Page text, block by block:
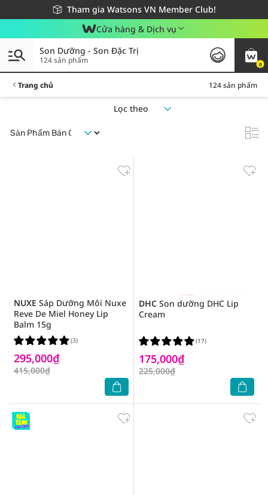
Tham gia Watsons VN Member Club!
Miễn phí giao hàng cho đơn hàng từ 249,000Đ
Giao hàng nhanh 24h - Áp dụng khu vực TP. Hồ Chí Minh
Cửa hàng & Dịch vụ
0
Son Dưỡng - Son Đặc Trị
124 sản phẩm
Trang chủ 124 sản phẩm
Lọc theo
NUXE Sáp Dưỡng Môi Nuxe
Reve De Miel Honey Lip
Balm 15g
295,000₫
415,000₫
(3)
DHC Son dưỡng DHC Lip
Cream
175,000₫
225,000₫
(17)